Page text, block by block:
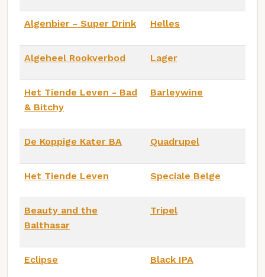
Algenbier - Super Drink Helles
Algeheel Rookverbod Lager
Het Tiende Leven - Bad
& Bitchy
Barleywine
De Koppige Kater BA Quadrupel
Het Tiende Leven Speciale Belge
Beauty and the
Balthasar
Tripel
Eclipse Black IPA